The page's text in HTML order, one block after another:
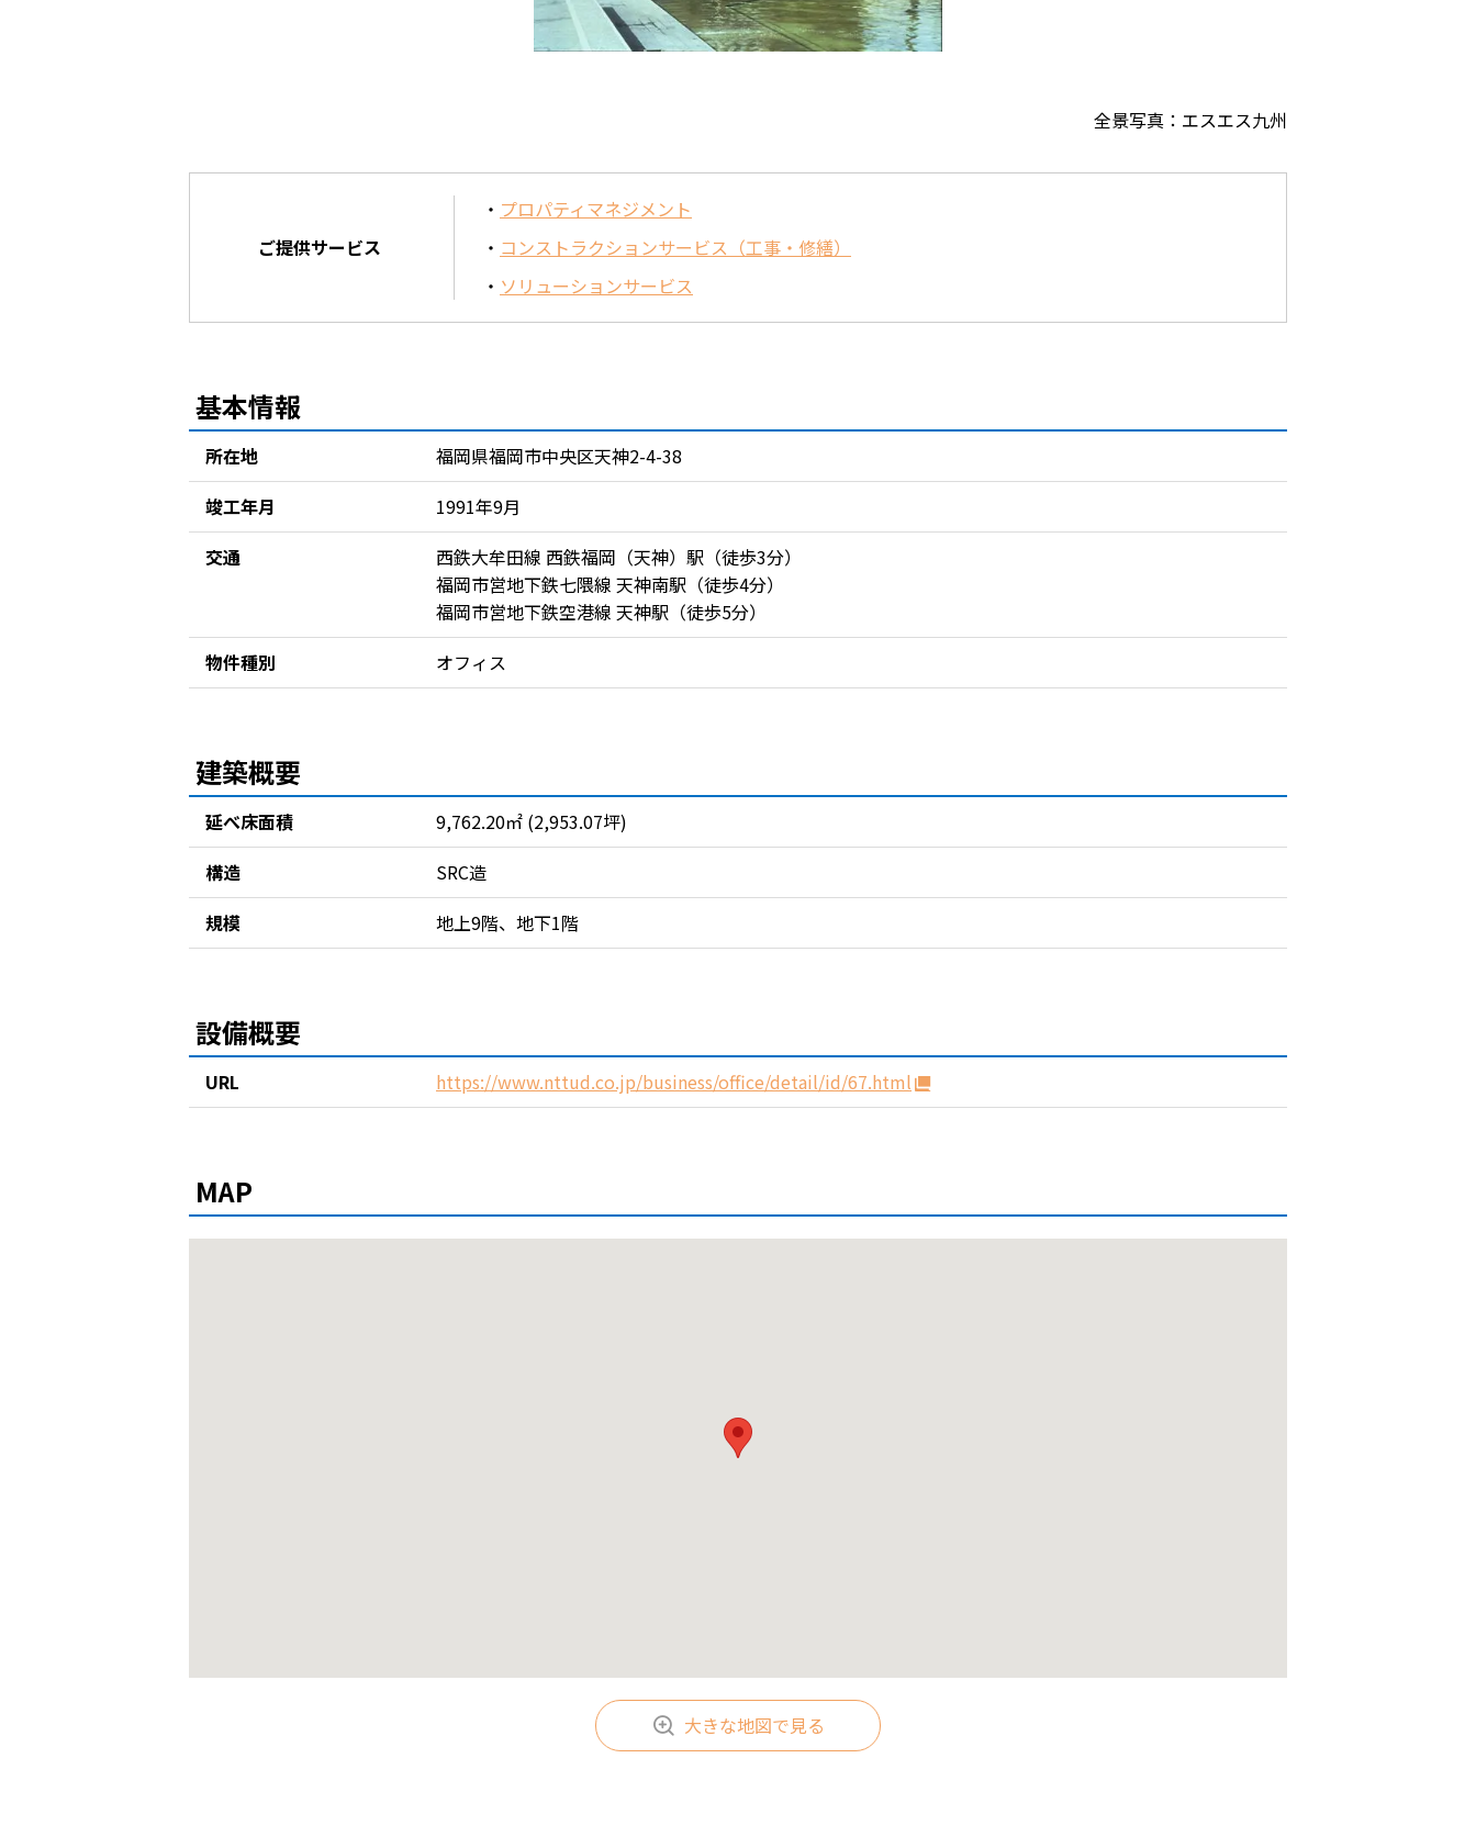
全景写真：エスエス九州
ご提供サービス
プロパティマネジメント
コンストラクションサービス（工事・修繕）
ソリューションサービス
基本情報
所在地
福岡県福岡市中央区天神2-4-38
竣工年月
1991年9月
交通
西鉄大牟田線 西鉄福岡（天神）駅（徒歩3分）
福岡市営地下鉄七隈線 天神南駅（徒歩4分）
福岡市営地下鉄空港線 天神駅（徒歩5分）
物件種別
オフィス
建築概要
延べ床面積
9,762.20㎡ (2,953.07坪)
構造
SRC造
規模
地上9階、地下1階
設備概要
URL https://www.nttud.co.jp/business/office/detail/id/67.html
MAP
大きな地図で見る